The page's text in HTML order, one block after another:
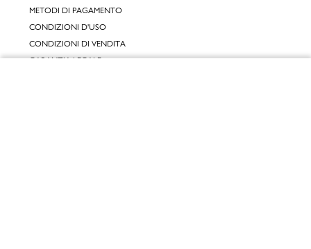
METODI DI PAGAMENTO
CONDIZIONI D'USO
CONDIZIONI DI VENDITA
GARANZIA LEGALE